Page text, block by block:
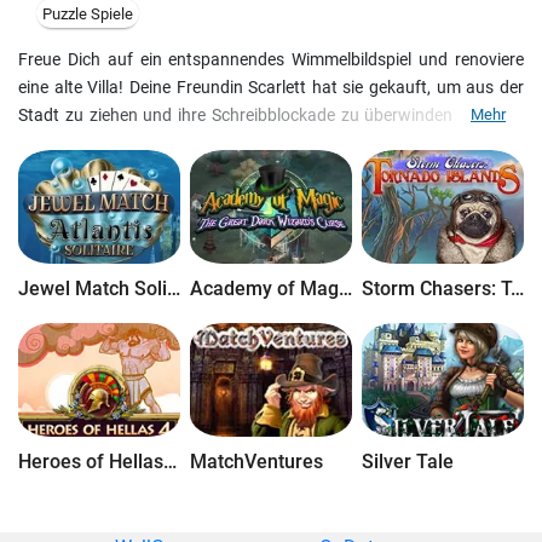
Puzzle Spiele
Freue Dich auf ein entspannendes Wimmelbildspiel und renoviere
eine alte Villa! Deine Freundin Scarlett hat sie gekauft, um aus der
Stadt zu ziehen und ihre Schreibblockade zu überwinden. Die Villa
Sammle mit Garagenverkäufen Geld und lass das ehemals
prunkvolle Haus im neuem Glanz erstrahlen? Kannst Du die
Herausforderung meistern? Finde es jetzt heraus!
Dies ist eine exklusive Sammleredition voller Extras, die nicht in der
Standardedition enthalten sind.
Mehr
Jewel Match Solitaire Atlantis Academy of Magic: The Great Dark Wizard's Curse Storm Chasers: Tornado Islands
Heroes of Hellas 4: Geburt einer Legende MatchVentures Silver Tale